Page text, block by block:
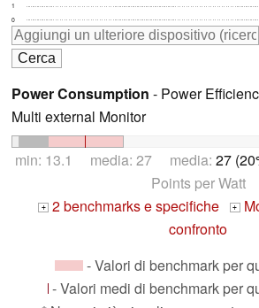
0
1
Power Consumption - Power
Multi external Monitor
min: 13.1 media: 27 media: 27
Points per Watt
+ 2 benchmarks e specifiche +
confronto
- Valori di benchmark per
- Valori medi di benchmark per